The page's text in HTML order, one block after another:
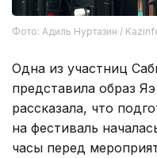
Фото: Адиль Нуртазин /
Одна из участниц
представила образ
рассказала, что
на фестиваль
часы перед